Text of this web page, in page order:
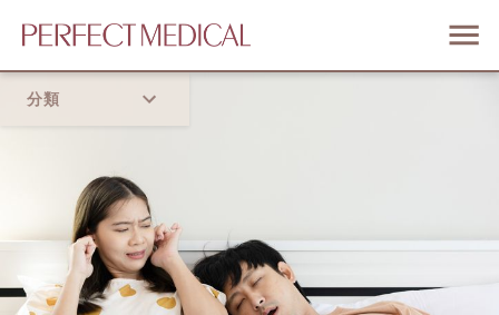
分類
流行趨勢